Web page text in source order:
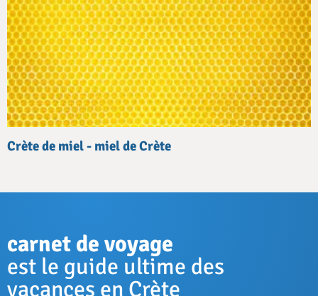
Crète de miel - miel de Crète
carnet de voyage
est le guide ultime des
vacances en Crète